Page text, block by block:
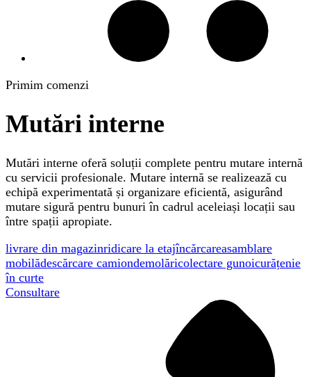
Primim comenzi
Mutări interne
Mutări interne oferă soluții complete pentru mutare internă
cu servicii profesionale. Mutare internă se realizează cu
echipă experimentată și organizare eficientă, asigurând
mutare sigură pentru bunuri în cadrul aceleiași locații sau
între spații apropiate.
livrare din magazinridicare la etajîncărcareasamblare
mobilădescărcare camiondemolăricolectare gunoicurățenie
în curte
Consultare